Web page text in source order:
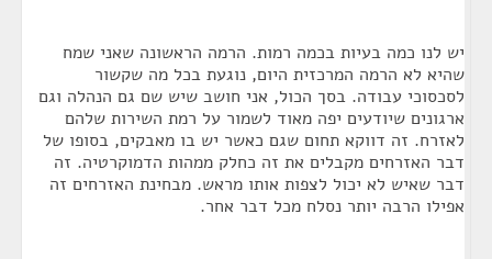
יש לנו כמה בעיות בכמה רמות. הרמה הראשונה שאני שמח
שהיא לא הרמה המרכזית היום, נוגעת בכל מה שקשור
לסכסוכי עבודה. בסך הכול, אני חושב שיש שם גם הנהלה וגם
ארגונים שיודעים יפה מאוד לשמור על רמת השירות שלהם
לאזרח. זה דווקא תחום שגם כאשר יש בו מאבקים, בסופו של
דבר האזרחים מקבלים את זה כחלק ממהות הדמוקרטיה. זה
דבר שאיש לא יכול לצפות אותו מראש. מבחינת האזרחים זה
אפילו הרבה יותר נסלח מכל דבר אחר.